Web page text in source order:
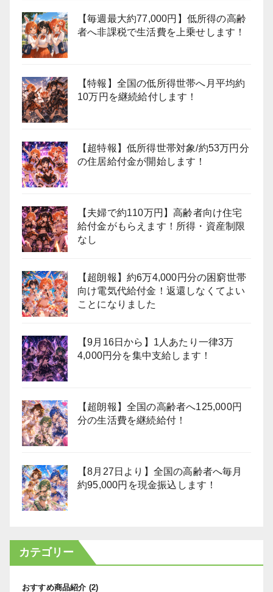
【毎週最大約77,000円】低所得の高齢
者へ非課税で生活費を上乗せします！
【特報】全国の低所得世帯へ月平均約
10万円を継続給付します！
【超特報】低所得世帯対象/約53万円分
の住居給付金が開始します！
【夫婦で約110万円】高齢者向け住宅
給付金がもらえます！所得・資産制限
なし
【超朗報】約6万4,000円分の困窮世帯
向け電気代給付金！返還しなくてよい
ことになりました
【9月16日から】1人あたり一律3万
4,000円分を集中支給します！
【超朗報】全国の高齢者へ125,000円
分の生活費を継続給付！
【8月27日より】全国の高齢者へ毎月
約95,000円を現金振込します！
カテゴリー
おすすめ商品紹介 (2)